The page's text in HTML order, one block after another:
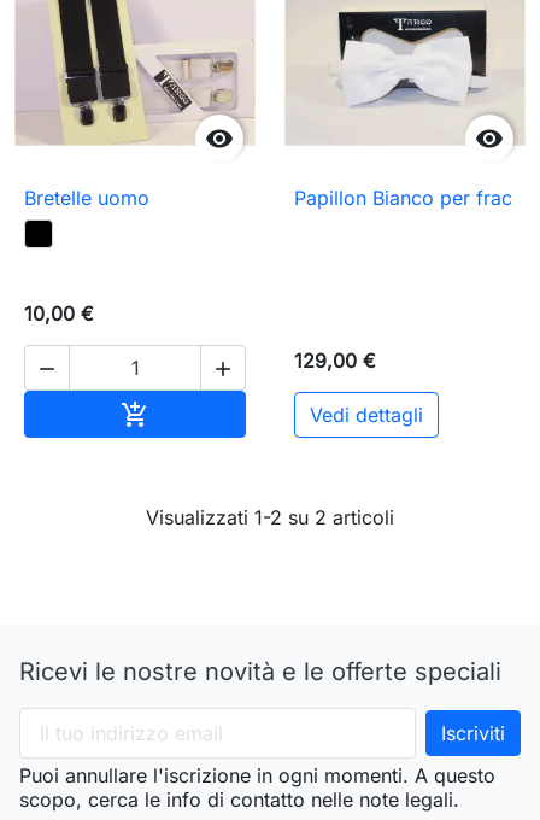

Bretelle uomo
10,00 €
 
 Aggiungi al carrello

Papillon Bianco per frac
129,00 €
Vedi dettagli
Visualizzati 1-2 su 2 articoli
Ricevi le nostre novità e le offerte speciali
Puoi annullare l'iscrizione in ogni momenti. A questo
scopo, cerca le info di contatto nelle note legali.